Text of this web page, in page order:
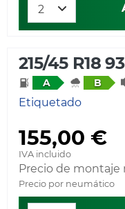
215/45 R18
A B
Etiquetado
155,00 €
IVA incluido
Precio de montaje
Precio por neumático